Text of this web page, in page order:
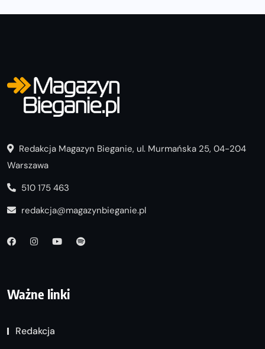
Redakcja Magazyn Bieganie, ul. Murmańska 25, 04-204
Warszawa
510 175 463
redakcja@magazynbieganie.pl
Ważne linki
Redakcja